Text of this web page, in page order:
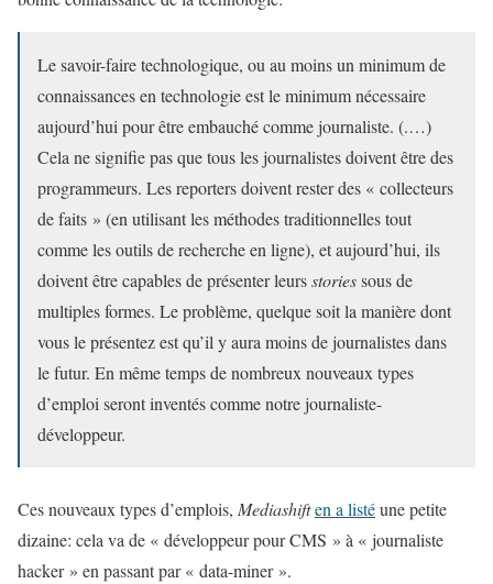
Le savoir-faire technologique, ou au moins un minimum de
connaissances en technologie est le minimum nécessaire
aujourd’hui pour être embauché comme journaliste. (.…)
Cela ne signifie pas que tous les journalistes doivent être des
programmeurs. Les reporters doivent rester des « collecteurs
de faits » (en utilisant les méthodes traditionnelles tout
comme les outils de recherche en ligne), et aujourd’hui, ils
doivent être capables de présenter leursstoriessous de
multiples formes. Le problème, quelque soit la manière dont
vous le présentez est qu’il y aura moins de journalistes dans
le futur. En même temps de nombreux nouveaux types
d’emploi seront inventés comme notre journaliste-
développeur.
Ces nouveaux types d’emplois, Mediashiften a listéune petite
dizaine: cela va de « développeur pour CMS » à « journaliste
hacker » en passant par « data-miner ».